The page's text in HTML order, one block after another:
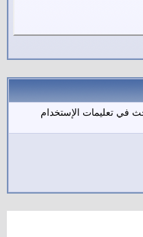
في تعليمات الإستخدام